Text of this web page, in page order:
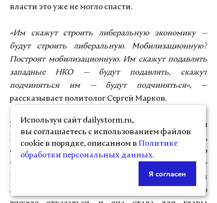
Используя сайт dailystorm.ru,
вы соглашаетесь с использованием файлов
cookie в порядке, описанном в Политике
обработки персональных данных.
Я согласен
власти это уже не могло спасти.
«Им скажут строить либеральную экономику —
будут строить либеральную. Мобилизационную?
Построят мобилизационную. Им скажут подавлять
западные НКО — будут подавлять, скажут
подчиняться им — будут подчиняться», —
рассказывает политолог Сергей Марков.
Эксперту кажется, что изначально Владимиром
Путиным не задумывалась именно такая модель,
однако, решая проблемы государственного
уровня и разгребая бардак 90-х годов, ему
понадобилась система бюрократической
лояльности, от которой впоследствии стало